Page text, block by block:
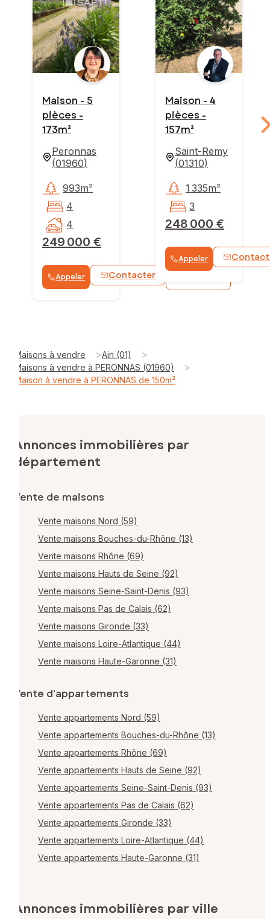
Maison - 5
pièces -
173m²
Peronnas
(01960)
249 000 €
993m²
4
4
Appeler Contacter
Maison - 4
pièces -
157m²
Saint-Remy
(01310)
248 000 €
1 335m²
3
Appeler
Maisons à vendre >Ain (01) >
Maisons à vendre à PERONNAS (01960) >
Maison à vendre à PERONNAS de 150m²
Annonces immobilières par
département
Vente de maisons
Vente maisons Nord (59)
Vente maisons Bouches-du-Rhône (13)
Vente maisons Rhône (69)
Vente maisons Hauts de Seine (92)
Vente maisons Seine-Saint-Denis (93)
Vente maisons Pas de Calais (62)
Vente maisons Gironde (33)
Vente maisons Loire-Atlantique (44)
Vente maisons Haute-Garonne (31)
Vente d'appartements
Vente appartements Nord (59)
Vente appartements Bouches-du-Rhône (13)
Vente appartements Rhône (69)
Vente appartements Hauts de Seine (92)
Vente appartements Seine-Saint-Denis (93)
Vente appartements Pas de Calais (62)
Vente appartements Gironde (33)
Vente appartements Loire-Atlantique (44)
Vente appartements Haute-Garonne (31)
Annonces immobilières par ville